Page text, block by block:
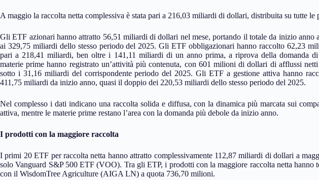
A maggio la raccolta netta complessiva è stata pari a 216,03 miliardi di dollari, distribuita su tutte
Gli ETF azionari hanno attratto 56,51 miliardi di dollari nel mese, portando il totale da inizio anno
ai 329,75 miliardi dello stesso periodo del 2025. Gli ETF obbligazionari hanno raccolto 62,23
pari a 218,41 miliardi, ben oltre i 141,11 miliardi di un anno prima, a riprova della domanda
materie prime hanno registrato un’attività più contenuta, con 601 milioni di dollari di afflussi
sotto i 31,16 miliardi del corrispondente periodo del 2025. Gli ETF a gestione attiva hanno
411,75 miliardi da inizio anno, quasi il doppio dei 220,53 miliardi dello stesso periodo del 2025.
Nel complesso i dati indicano una raccolta solida e diffusa, con la dinamica più marcata sui
attiva, mentre le materie prime restano l’area con la domanda più debole da inizio anno.
I prodotti con la maggiore raccolta
I primi 20 ETF per raccolta netta hanno attratto complessivamente 112,87 miliardi di dollari a
solo Vanguard S&P 500 ETF (VOO). Tra gli ETP, i prodotti con la maggiore raccolta netta hanno
con il WisdomTree Agriculture (AIGA LN) a quota 736,70 milioni.